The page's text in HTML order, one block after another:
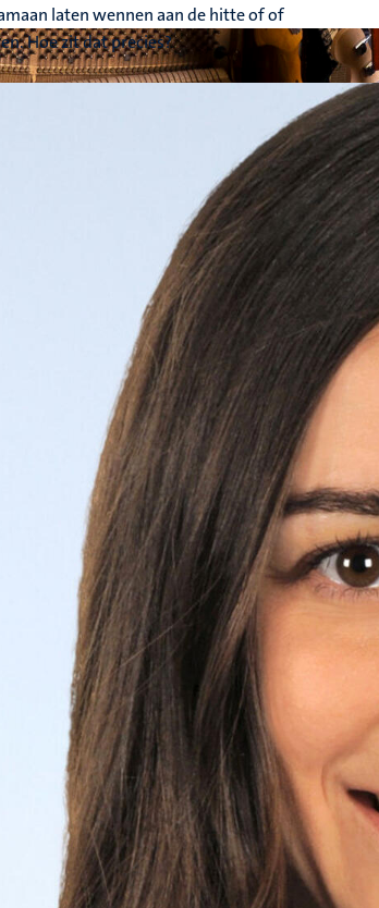
laten wennen aan de hitte of of
Hoe zit dat precies?